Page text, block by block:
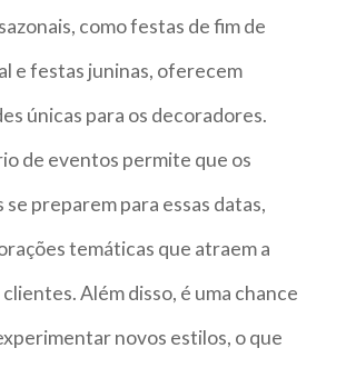
como festas de fim de
e festas juninas, oferecem
únicas para os decoradores.
de eventos permite que os
preparem para essas datas,
temáticas que atraem a
Além disso, é uma chance
novos estilos, o que